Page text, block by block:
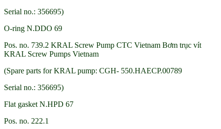
Serial no.: 356695)
O-ring N.DDO 69
Pos. no. 739.2 KRAL Screw Pump CTC Vietnam Bơm trục vít
KRAL Screw Pumps Vietnam
(Spare parts for KRAL pump: CGH- 550.HAECP.00789
Serial no.: 356695)
Flat gasket N.HPD 67
Pos. no. 222.1